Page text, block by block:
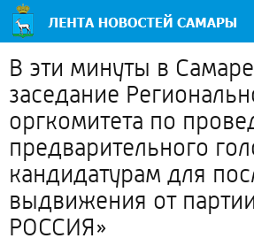
В эти минуты в
заседание
оргкомитета по
предварительного
кандидатурам для
выдвижения от
РОССИЯ»